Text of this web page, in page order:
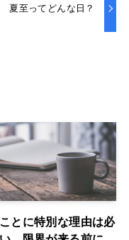
夏至ってどんな日？
とに特別な理由は必